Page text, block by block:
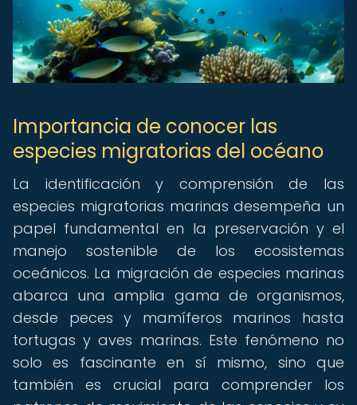
Importancia de conocer las
especies migratorias del océano
La identificación y comprensión de las
especies migratorias marinas desempeña un
papel fundamental en la preservación y el
manejo sostenible de los ecosistemas
oceánicos. La migración de especies marinas
abarca una amplia gama de organismos,
desde peces y mamíferos marinos hasta
tortugas y aves marinas. Este fenómeno no
solo es fascinante en sí mismo, sino que
también es crucial para comprender los